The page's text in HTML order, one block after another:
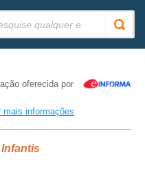
oferecida por
mais informações